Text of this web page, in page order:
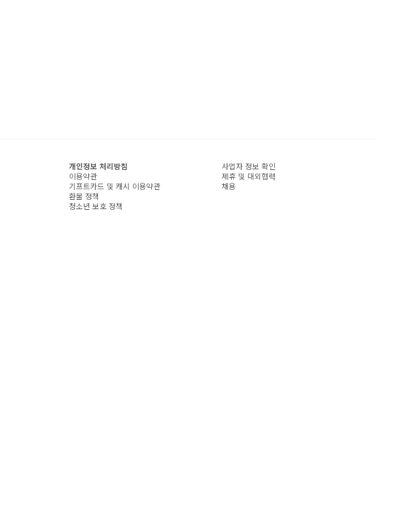
개인정보 처리방침
이용약관
기프트카드 및 캐시 이용약관
환불 정책
청소년 보호 정책
사업자 정보 확인
제휴 및 대외협력
채용